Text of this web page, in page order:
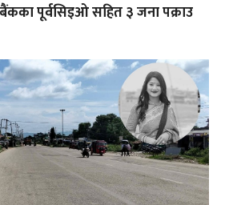
पूर्वसिइओ सहित ३ जना पक्राउ